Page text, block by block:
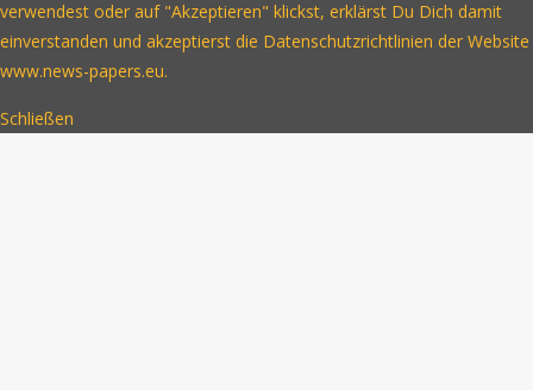
verwendest oder auf "Akzeptieren" klickst, erklärst Du Dich damit
einverstanden und akzeptierst die Datenschutzrichtlinien der Website
www.news-papers.eu.
Schließen